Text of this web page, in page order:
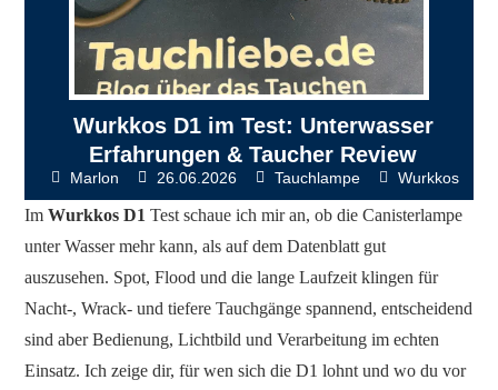
Wurkkos D1 im Test: Unterwasser
Erfahrungen & Taucher Review
Marlon 26.06.2026 Tauchlampe Wurkkos
ImWurkkos D1 Test schaue ich mir an, ob die Canisterlampe
unter Wasser mehr kann, als auf dem Datenblatt gut
auszusehen. Spot, Flood und die lange Laufzeit klingen für
Nacht-, Wrack- und tiefere Tauchgänge spannend, entscheidend
sind aber Bedienung, Lichtbild und Verarbeitung im echten
Einsatz. Ich zeige dir, für wen sich die D1 lohnt und wo du vor